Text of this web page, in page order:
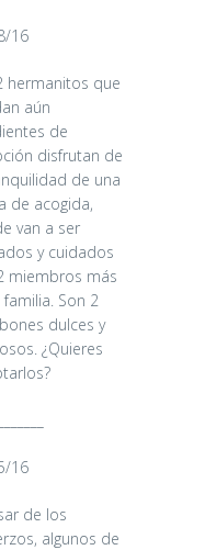
16
hermanitos que
aún
de
disfrutan de
de una
de acogida,
van a ser
y cuidados
miembros más
Son 2
dulces y
¿Quieres
16
de los
algunos de